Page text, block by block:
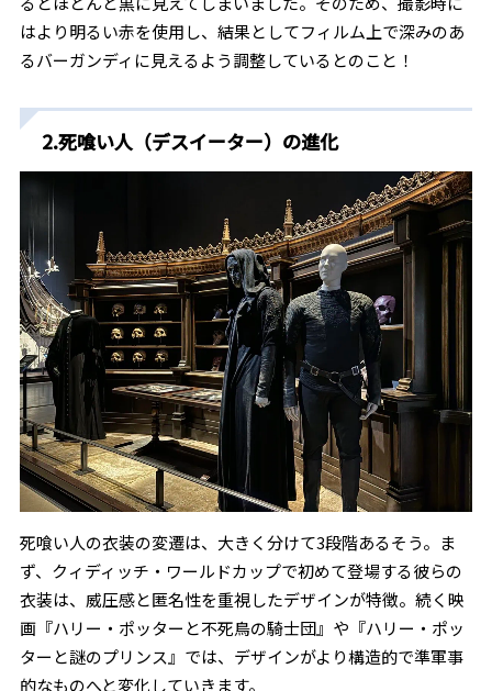
はより明るい赤を使用し、結果としてフィルム上で深みのあ
るバーガンディに見えるよう調整しているとのこと！
2.死喰い人（デスイーター）の進化
死喰い人の衣装の変遷は、大きく分けて3段階あるそう。ま
ず、クィディッチ・ワールドカップで初めて登場する彼らの
衣装は、威圧感と匿名性を重視したデザインが特徴。続く映
画『ハリー・ポッターと不死鳥の騎士団』や『ハリー・ポッ
ターと謎のプリンス』では、デザインがより構造的で準軍事
的なものへと変化していきます。